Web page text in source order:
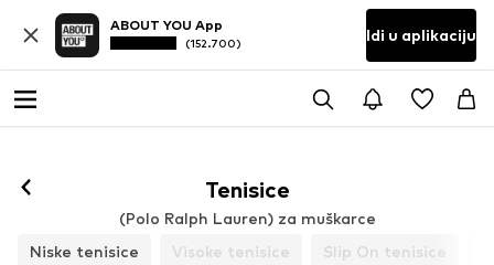
ABOUT YOU App
(152.700) Idi u aplikaciju
Tenisice
(Polo Ralph Lauren) za muškarce
Niske tenisice
Visoke tenisice Slip On tenisice